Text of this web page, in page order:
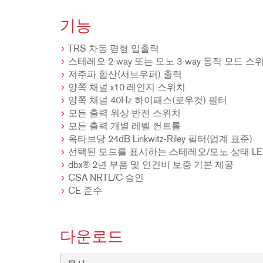
기능
TRS 차동 평형 입출력
스테레오 2-way 또는 모노 3-way 동작 모드 스
저주파 합산(서브우퍼) 출력
양쪽 채널 x10 레인지 스위치
양쪽 채널 40Hz 하이패스(로우컷) 필터
모든 출력 위상 반전 스위치
모든 출력 개별 레벨 컨트롤
옥타브당 24dB Linkwitz-Riley 필터(업계 표준)
선택된 모드를 표시하는 스테레오/모노 상태
dbx® 2년 부품 및 인건비 보증 기본 제공
CSA NRTL/C 승인
CE 준수
다운로드